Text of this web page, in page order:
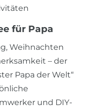
für Papa
Weihnachten
– der
Papa der Welt“
und DIY-